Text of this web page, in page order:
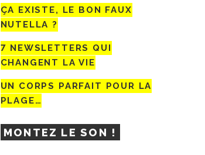
ÇA EXISTE, LE BON FAUX
NUTELLA ?
7 NEWSLETTERS QUI
CHANGENT LA VIE
UN CORPS PARFAIT POUR LA
PLAGE…
MONTEZ LE SON !